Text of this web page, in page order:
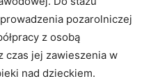
pozarolniczej
z osobą
czas jej zawieszenia w
nad dzieckiem.